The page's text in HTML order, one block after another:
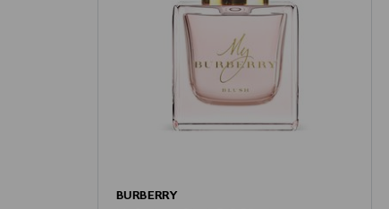
BURBERRY